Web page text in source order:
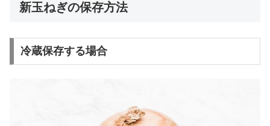
新玉ねぎの保存方法
冷蔵保存する場合